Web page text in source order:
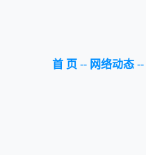
首 页 -- 网络动态 --